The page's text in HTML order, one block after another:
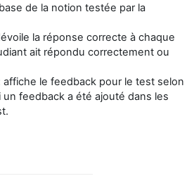
de la notion testée par la
la réponse correcte à chaque
ait répondu correctement ou
affiche le feedback pour le test selon
feedback a été ajouté dans les